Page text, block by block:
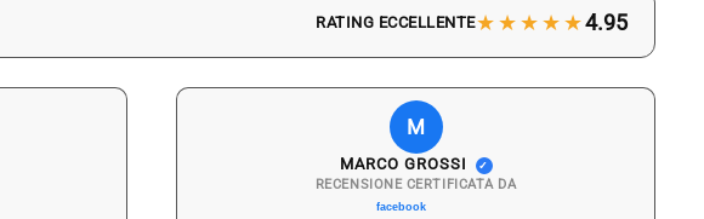
RATING ECCELLENTE★★★★★4.95
M
MARCO GROSSI ✓
RECENSIONE CERTIFICATA DA